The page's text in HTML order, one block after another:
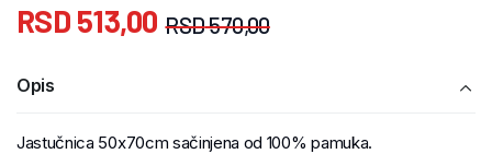
RSD570,00
RSD 513,00
Opis
Jastučnica 50x70cm sačinjena od 100% pamuka.